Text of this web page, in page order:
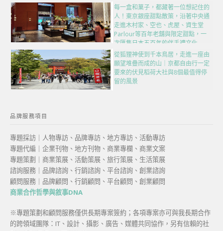
每一盒和菓子，都藏著一位想記住的
人！東京銀座甜點散策，沿著中央通
走進木村家、空也、虎屋、資生堂
Parlour等百年老舖與限定甜點，一
次匯集日本五百年的伴手禮文化
從狐狸神使到千本鳥居，走進一座由
願望堆疊而成的山｜京都自由行一定
要來的伏見稻荷大社與8個最值得停
留的風景
品牌服務項目
專題採訪｜人物專訪、品牌專訪、地方專訪、活動專訪
專題代編｜企業刊物、地方刊物、商業專欄、商業文案
專題策劃｜商業策展、活動策展、旅行策展、生活策展
諮詢服務｜品牌諮詢、行銷諮詢、平台諮詢、創業諮詢
顧問服務｜品牌顧問、行銷顧問、平台顧問、創業顧問
商業合作哲學與敘事DNA
※專題策劃和顧問服務僅供長期專案簽約；各項專案亦可與我長期合作
的跨領域團隊：IT、設計、攝影、廣告、媒體共同協作，另有信賴的社